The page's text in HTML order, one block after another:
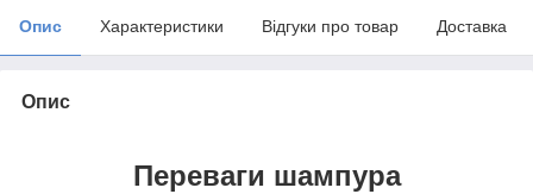
Опис Характеристики Відгуки про товар Доставка
Опис
Переваги шампура